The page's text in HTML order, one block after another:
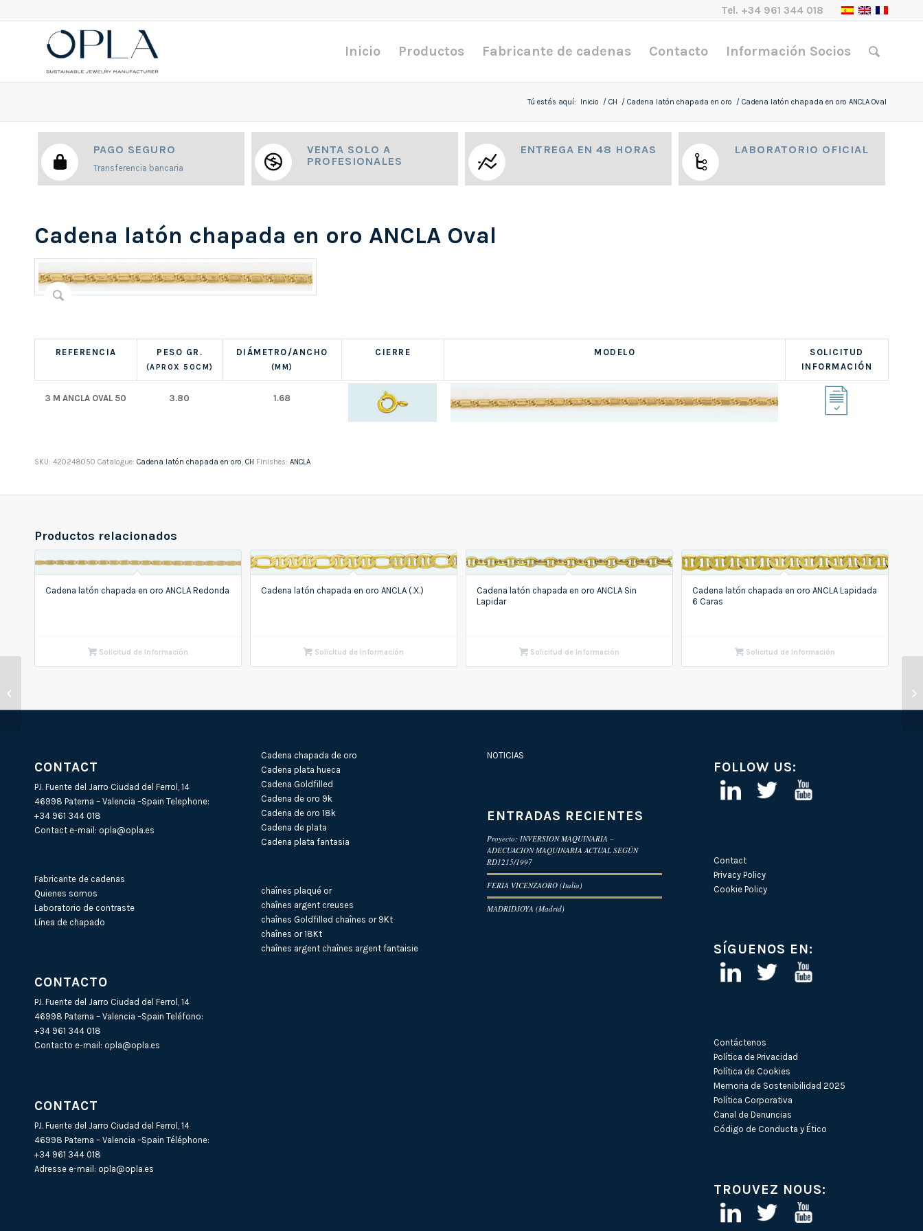
Tel. +34 961 344 018
Inicio Productos Fabricante de cadenas Contacto Información Socios
Tú estás aquí: Inicio / CH / Cadena latón chapada en oro / Cadena latón chapada en oro ANCLA Oval
PAGO SEGURO
Transferencia bancaria
VENTA SOLO A
PROFESIONALES
ENTREGA EN 48 HORAS LABORATORIO OFICIAL
Cadena latón chapada en oro ANCLA Oval
REFERENCIA PESO GR.
(APROX 50CM)
DIÁMETRO/ANCHO
(MM)
CIERRE MODELO
SOLICITUD
INFORMACIÓN
3 M ANCLA OVAL 50 3.80 1.68
SKU: 420248050 Catalogue: Cadena latón chapada en oro, CH Finishes: ANCLA
Productos relacionados
Cadena latón chapada en oro ANCLA Redonda
Solicitud de Información
Cadena latón chapada en oro ANCLA (.X.)
Solicitud de Información
Cadena latón chapada en oro ANCLA Sin
Lapidar
Solicitud de Información
Cadena latón chapada en oro ANCLA Lapidada
6 Caras
Solicitud de Información
CONTACT
P.I. Fuente del Jarro Ciudad del Ferrol, 14
46998 Paterna – Valencia –Spain Telephone:
+34 961 344 018
Contact e-mail: opla@opla.es
Fabricante de cadenas
Quienes somos
Laboratorio de contraste
Línea de chapado
CONTACTO
P.I. Fuente del Jarro Ciudad del Ferrol, 14
46998 Paterna – Valencia –Spain Teléfono:
+34 961 344 018
Contacto e-mail: opla@opla.es
CONTACT
P.I. Fuente del Jarro Ciudad del Ferrol, 14
46998 Paterna – Valencia –Spain Téléphone:
+34 961 344 018
Adresse e-mail: opla@opla.es
Cadena chapada de oro
Cadena plata hueca
Cadena Goldfilled
Cadena de oro 9k
Cadena de oro 18k
Cadena de plata
Cadena plata fantasia
chaînes plaqué or
chaînes argent creuses
chaînes Goldfilled chaînes or 9Kt
chaînes or 18Kt
chaînes argent chaînes argent fantaisie
NOTICIAS
ENTRADAS RECIENTES
Proyecto: INVERSION MAQUINARIA –
ADECUACION MAQUINARIA ACTUAL SEGÚN
RD1215/1997
FERIA VICENZAORO (Italia)
MADRIDJOYA (Madrid)
FOLLOW US:
Contact
Privacy Policy
Cookie Policy
SÍGUENOS EN:
Contáctenos
Política de Privacidad
Política de Cookies
Memoria de Sostenibilidad 2025
Política Corporativa
Canal de Denuncias
Código de Conducta y Ético
TROUVEZ NOUS: